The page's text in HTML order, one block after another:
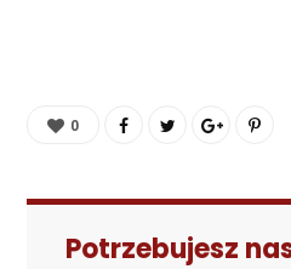
0
Potrzebujesz